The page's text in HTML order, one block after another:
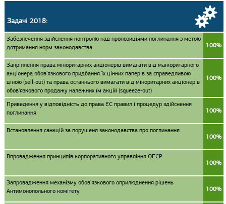
Задачі 2018:
Забезпечення здійснення контролю над пропозиціями поглинання з метою
дотримання норм законодавства
100%
Закріплення права міноритарних акціонерів вимагати від мажоритарного
акціонера обов'язкового придбання їх цінних паперів за справедливою
ціною (sell-out) та права останнього вимагати від міноритарних акціонерів
обов'язкового продажу належних їм акцій (squeeze-out)
100%
Приведення у відповідність до права ЄС правил і процедур здійснення
поглинання
100%
Встановлення санкцій за порушеня законодавства про поглинання
100%
Впровадження принципів корпоративного управління ОЕСР
100%
Запровадження механізму обов'язкового оприлюднення рішень
Антимонопольного комітету
100%